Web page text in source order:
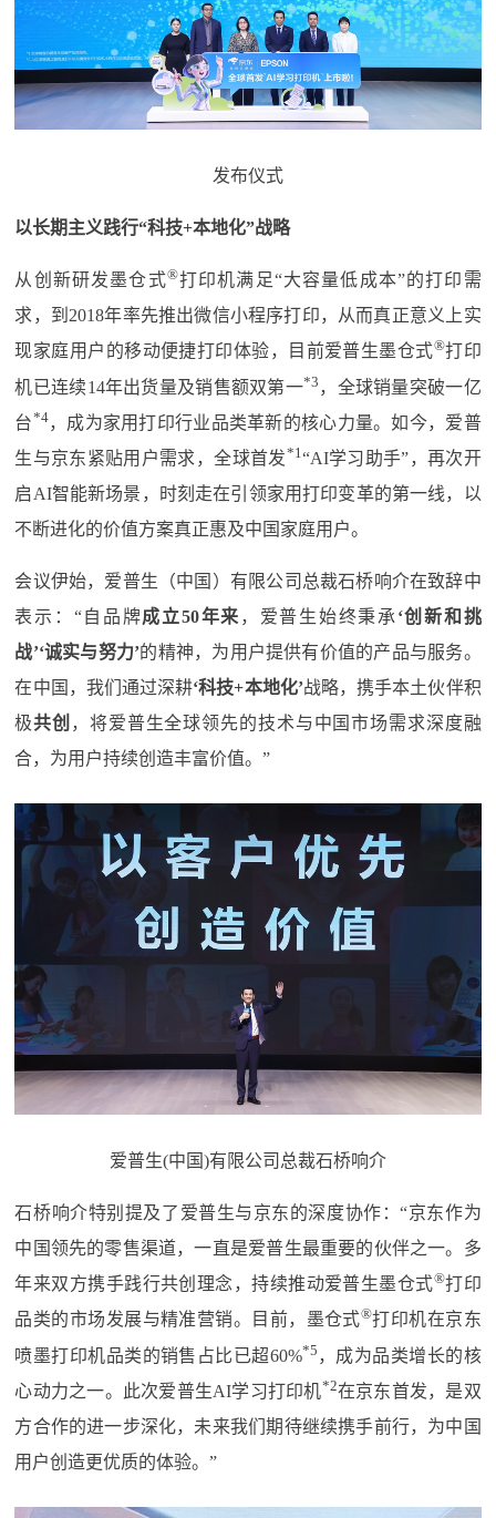
发布仪式
以长期主义践行“科技+本地化”战略
从创新研发墨仓式®️打印机满足“大容量低成本”的打印需
求，到2018年率先推出微信小程序打印，从而真正意义上实
现家庭用户的移动便捷打印体验，目前爱普生墨仓式®️打印
机已连续14年出货量及销售额双第一*3 ，全球销量突破一亿
台*4，成为家用打印行业品类革新的核心力量。如今，爱普
生与京东紧贴用户需求，全球首发*1 “AI学习助手”，再次开
启AI智能新场景，时刻走在引领家用打印变革的第一线，以
不断进化的价值方案真正惠及中国家庭用户。
会议伊始，爱普生（中国）有限公司总裁石桥响介在致辞中
表示：“自品牌成立50年来 ，爱普生始终秉承 ‘创新和挑
战’‘诚实与努力’的精神，为用户提供有价值的产品与服务。
在中国，我们通过深耕‘科技+本地化’战略，携手本土伙伴积
极共创 ，将爱普生全球领先的技术与中国市场需求深度融
合，为用户持续创造丰富价值。”
爱普生(中国)有限公司总裁石桥响介
石桥响介特别提及了爱普生与京东的深度协作：“京东作为
中国领先的零售渠道，一直是爱普生最重要的伙伴之一。多
年来双方携手践行共创理念，持续推动爱普生墨仓式®️打印
品类的市场发展与精准营销。目前，墨仓式®️打印机在京东
喷墨打印机品类的销售占比已超60%*5 ，成为品类增长的核
心动力之一。此次爱普生AI学习打印机*2在京东首发，是双
方合作的进一步深化，未来我们期待继续携手前行，为中国
用户创造更优质的体验。”